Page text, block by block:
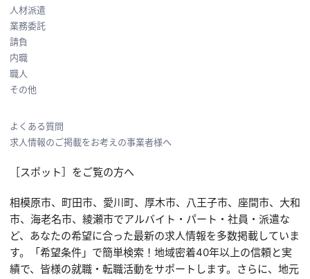
人材派遣
業務委託
請負
内職
職人
その他
よくある質問
求人情報のご掲載をお考えの事業者様へ
［スポット］をご覧の方へ
相模原市、町田市、愛川町、厚木市、八王子市、座間市、大和
市、海老名市、綾瀬市でアルバイト・パート・社員・派遣な
ど、あなたの希望に合った最新の求人情報を多数掲載していま
す。「希望条件」で簡単検索！地域密着40年以上の信頼と実
績で、皆様の就職・転職活動をサポートします。さらに、地元